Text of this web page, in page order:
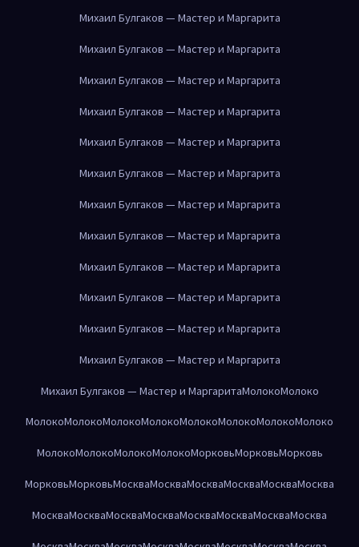
Михаил Булгаков — Мастер и Маргарита
Михаил Булгаков — Мастер и Маргарита
Михаил Булгаков — Мастер и Маргарита
Михаил Булгаков — Мастер и Маргарита
Михаил Булгаков — Мастер и Маргарита
Михаил Булгаков — Мастер и Маргарита
Михаил Булгаков — Мастер и Маргарита
Михаил Булгаков — Мастер и Маргарита
Михаил Булгаков — Мастер и Маргарита
Михаил Булгаков — Мастер и Маргарита
Михаил Булгаков — Мастер и Маргарита
Михаил Булгаков — Мастер и Маргарита
Михаил Булгаков — Мастер и МаргаритаМолокоМолоко
МолокоМолокоМолокоМолокоМолокоМолокоМолокоМолоко
МолокоМолокоМолокоМолокоМорковьМорковьМорковь
МорковьМорковьМоскваМоскваМоскваМоскваМоскваМосква
МоскваМоскваМоскваМоскваМоскваМоскваМоскваМосква